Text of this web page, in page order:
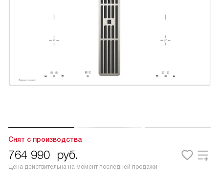
Снят с производства
764 990 руб.
Цена действительна на момент последней продажи